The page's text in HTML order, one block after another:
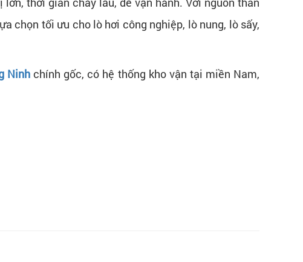
chọn tối ưu cho lò hơi công nghiệp, lò nung, lò sấy,
Ninh chính gốc, có hệ thống kho vận tại miền Nam,